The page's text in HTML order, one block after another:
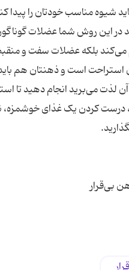
شیوه مناسب خودتان را
این روش شما عضلات
می‌کند بلکه عضلات سفت و
است و ذهنتان هم باید
آن لذت می‌برید انجام دهید تا
درست کردن یک غذای